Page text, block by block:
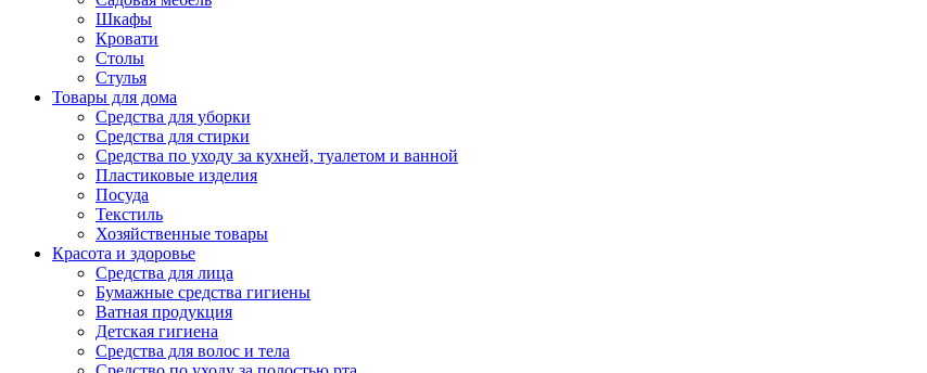
Шкафы
Кровати
Столы
Стулья
Товары для дома
Средства для уборки
Средства для стирки
Средства по уходу за кухней, туалетом и ванной
Пластиковые изделия
Посуда
Текстиль
Хозяйственные товары
Красота и здоровье
Средства для лица
Бумажные средства гигиены
Ватная продукция
Детская гигиена
Средства для волос и тела